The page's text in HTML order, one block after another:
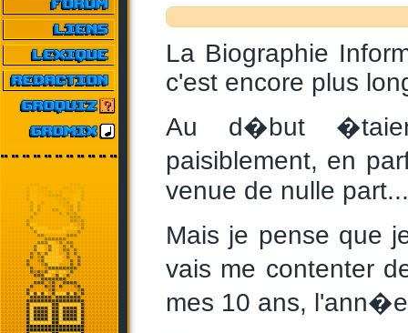
La Biographie
c'est encore plus
Au d�but
paisiblement, en
venue de nulle part...
Mais je pense que
vais me contenter
mes 10 ans,